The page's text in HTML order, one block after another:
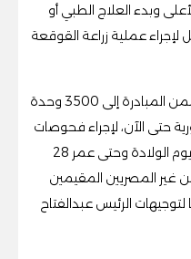
وبدء العلاج الطبي أو
عملية زراعة القوقعة
وأشار إلى زيادة عدد مراكز الفحص ضمن المبادرة إلى 3500 وحدة
حتى الآن، لإجراء فحوصات
الكشف السمعي للأطفال بدايةً من يوم الولادة وحتى عمر 28
فحص 6470 طفلًا من غير المصريين المقيمين
الرئيس عبدالفتاح